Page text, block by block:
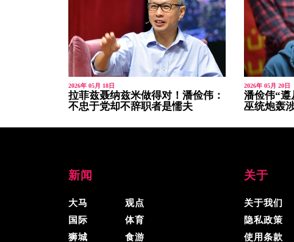
2026年 05月 18日
拉菲兹聂纳兹米做得对！潘俭伟：
不忠于党却不辞职者是懦夫
2026年 05月 20日
潘俭伟“遵
巫统炮轰
新闻
大马
国际
狮城
观点
体育
食游
关于
关于我们
隐私政策
使用条款